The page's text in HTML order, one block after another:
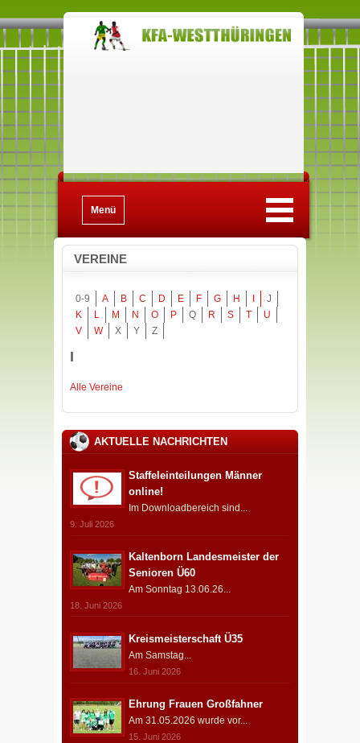
Menü
VEREINE
0-9 A B C D E F G H
J
K
L M N O P Q R S T
U
V
W X Y Z
I
Alle Vereine
AKTUELLE NACHRICHTEN
Staffeleinteilungen Männer
online!
Im Downloadbereich sind...
9. Juli 2026
Kaltenborn Landesmeister der
Senioren Ü60
Am Sonntag 13.06.26...
18. Juni 2026
Kreismeisterschaft Ü35
Am Samstag...
16. Juni 2026
Ehrung Frauen Großfahner
Am 31.05.2026 wurde vor...
15. Juni 2026